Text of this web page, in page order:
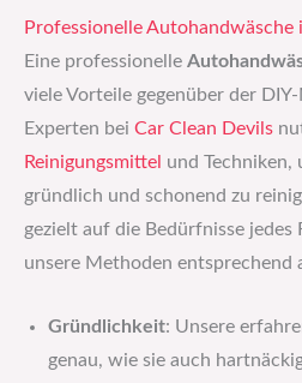
Professionelle Autohandwäsche
Eine professionelle
viele Vorteile gegenüber der
Experten bei Car Clean Devils
Reinigungsmittel und Techniken,
gründlich und schonend zu
gezielt auf die Bedürfnisse jedes
unsere Methoden entsprechend
Gründlichkeit: Unsere
genau, wie sie auch